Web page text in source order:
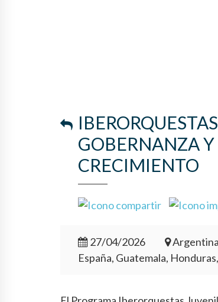
GOBERNANZA
CRECIMIENTO
27/04/2026
España, Guatemala,